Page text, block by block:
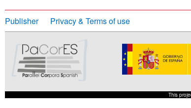
Publisher
Privacy & Terms of use
This